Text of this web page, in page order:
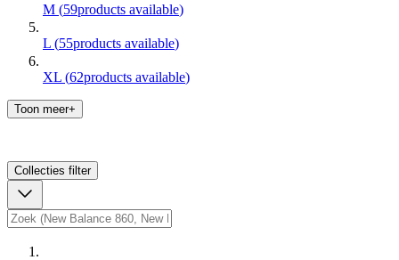
M (59products available)
L (55products available)
XL (62products available)
Toon meer+
Collecties filter